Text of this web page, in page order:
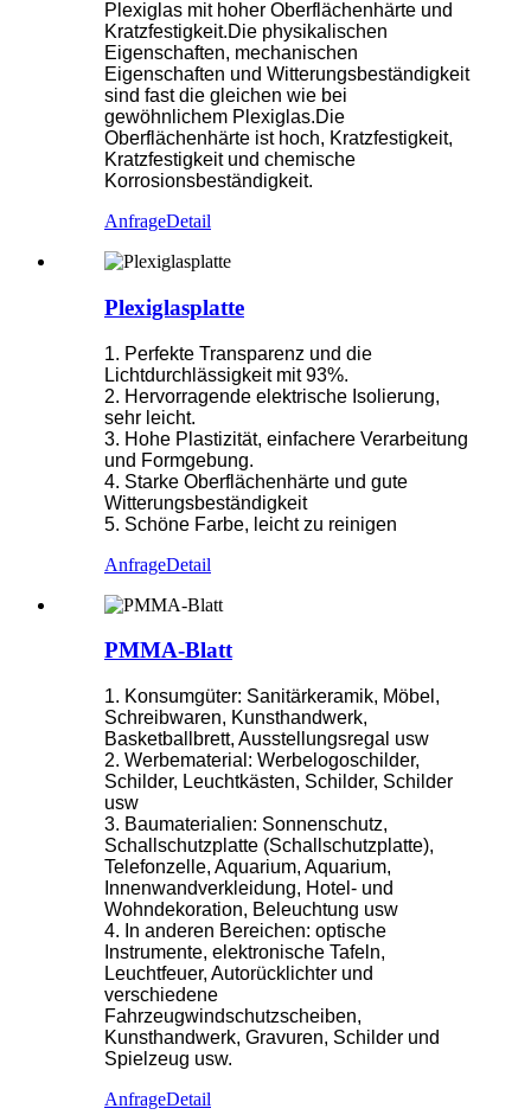
Plexiglas mit hoher Oberflächenhärte und
Kratzfestigkeit.Die physikalischen
Eigenschaften, mechanischen
Eigenschaften und Witterungsbeständigkeit
sind fast die gleichen wie bei
gewöhnlichem Plexiglas.Die
Oberflächenhärte ist hoch, Kratzfestigkeit,
Kratzfestigkeit und chemische
Korrosionsbeständigkeit.
AnfrageDetail
Plexiglasplatte
1. Perfekte Transparenz und die
Lichtdurchlässigkeit mit 93%.
2. Hervorragende elektrische Isolierung,
sehr leicht.
3. Hohe Plastizität, einfachere Verarbeitung
und Formgebung.
4. Starke Oberflächenhärte und gute
Witterungsbeständigkeit
5. Schöne Farbe, leicht zu reinigen
AnfrageDetail
PMMA-Blatt
1. Konsumgüter: Sanitärkeramik, Möbel,
Schreibwaren, Kunsthandwerk,
Basketballbrett, Ausstellungsregal usw
2. Werbematerial: Werbelogoschilder,
Schilder, Leuchtkästen, Schilder, Schilder
usw
3. Baumaterialien: Sonnenschutz,
Schallschutzplatte (Schallschutzplatte),
Telefonzelle, Aquarium, Aquarium,
Innenwandverkleidung, Hotel- und
Wohndekoration, Beleuchtung usw
4. In anderen Bereichen: optische
Instrumente, elektronische Tafeln,
Leuchtfeuer, Autorücklichter und
verschiedene
Fahrzeugwindschutzscheiben,
Kunsthandwerk, Gravuren, Schilder und
Spielzeug usw.
AnfrageDetail